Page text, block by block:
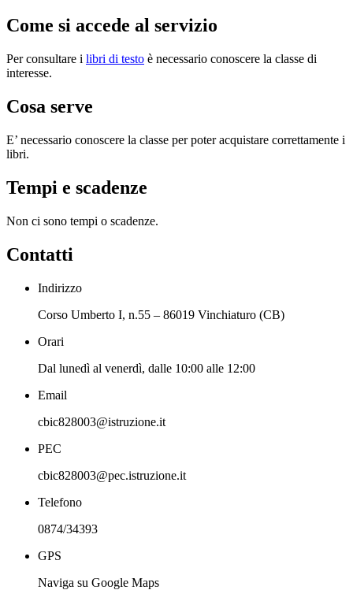
Come si accede al servizio
Per consultare i libri di testo è necessario conoscere la classe di
interesse.
Cosa serve
E’ necessario conoscere la classe per poter acquistare correttamente i
libri.
Tempi e scadenze
Non ci sono tempi o scadenze.
Contatti
Indirizzo
Corso Umberto I, n.55 – 86019 Vinchiaturo (CB)
Orari
Dal lunedì al venerdì, dalle 10:00 alle 12:00
Email
cbic828003@istruzione.it
PEC
cbic828003@pec.istruzione.it
Telefono
0874/34393
GPS
Naviga su Google Maps